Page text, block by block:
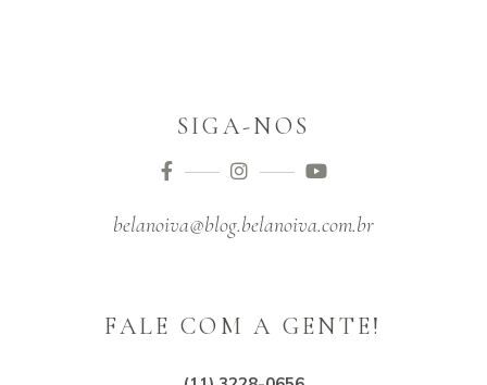
SIGA-NOS
belanoiva@blog.belanoiva.com.br
FALE COM A GENTE!